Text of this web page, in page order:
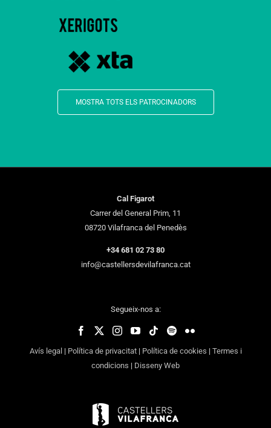
MOSTRA TOTS ELS PATROCINADORS
Cal Figarot
Carrer del General Prim, 11
08720 Vilafranca del Penedès
+34 681 02 73 80
info@castellersdevilafranca.cat
Segueix-nos a:
Avís legal| Política de privacitat| Política de cookies | Termes i
condicions | Disseny Web